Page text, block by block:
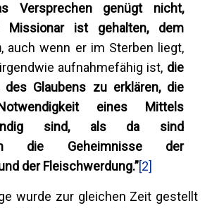
Versprechen genügt nicht,
Missionar ist gehalten, dem
, auch wenn er im Sterben liegt,
aufnahmefähig ist, die
des Glaubens zu erklären, die
eines Mittels
sind, als da sind
die Geheimnisse der
der Fleischwerdung.”[2]
wurde zur gleichen Zeit gestellt